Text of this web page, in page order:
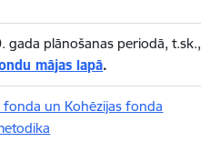
gada plānošanas periodā, t.sk.,
mājas lapā.
fonda un Kohēzijas fonda